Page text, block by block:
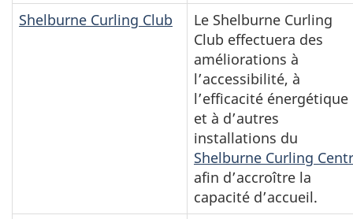
Shelburne Curling Club
Le Shelburne Curling
Club effectuera des
améliorations à
l’accessibilité, à
l’efficacité énergétique
et à d’autres
installations du
Shelburne Curling
afin d’accroître la
capacité d’accueil.